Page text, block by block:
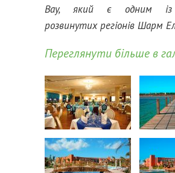
Bay, який є одним із
розвинутих регіонів Шарм
Переглянути більше в